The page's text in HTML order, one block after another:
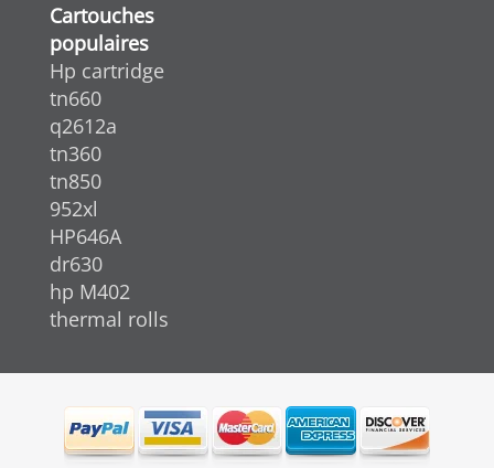
Cartouches
populaires
Hp cartridge
tn660
q2612a
tn360
tn850
952xl
HP646A
dr630
hp M402
thermal rolls